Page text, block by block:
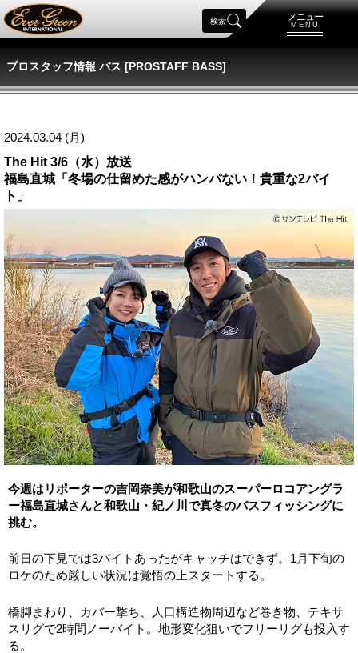
メニュー
MENU
検索
プロスタッフ情報 バス [PROSTAFF BASS]
2024.03.04 (月)
The Hit 3/6（水）放送
福島直城「冬場の仕留めた感がハンパない！貴重な2バイ
ト」
今週はリポーターの吉岡奈美が和歌山のスーパーロコアングラ
ー福島直城さんと和歌山・紀ノ川で真冬のバスフィッシングに
挑む。
前日の下見では3バイトあったがキャッチはできず。1月下旬の
ロケのため厳しい状況は覚悟の上スタートする。
橋脚まわり、カバー撃ち、人口構造物周辺など巻き物、テキサ
スリグで2時間ノーバイト。地形変化狙いでフリーリグも投入す
る。